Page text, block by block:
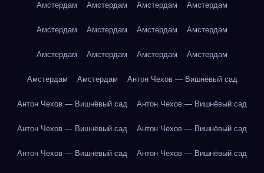
Амстердам Амстердам Амстердам Амстердам
Амстердам Амстердам Амстердам Амстердам
Амстердам Амстердам Амстердам Амстердам
Амстердам Амстердам Антон Чехов — Вишнёвый сад
Антон Чехов — Вишнёвый сад Антон Чехов — Вишнёвый сад
Антон Чехов — Вишнёвый сад Антон Чехов — Вишнёвый сад
Антон Чехов — Вишнёвый сад Антон Чехов — Вишнёвый сад